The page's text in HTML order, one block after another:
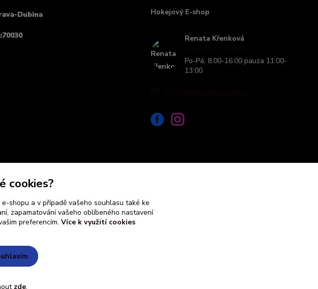
Dubina Hokejový E-shop
Renata Křenková
Po-Pá, 8:00-16:00 pauza 11:00-
13:00
cookies?
shopu a v případě vašeho souhlasu také ke
zapamatování vašeho oblíbeného nastavení
preferencím. Více k využití cookies
zde.